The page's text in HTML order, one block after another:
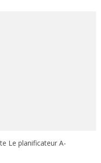
Le planificateur A-